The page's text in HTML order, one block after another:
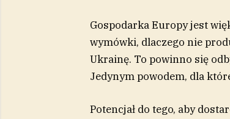
Gospodarka Europy jest
wymówki, dlaczego nie
Ukrainę. To powinno się
Jedynym powodem, dla
Potencjał do tego, aby